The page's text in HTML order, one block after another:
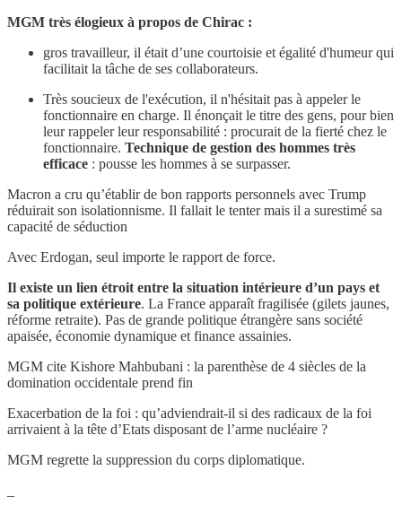
MGM très élogieux à propos de Chirac :
gros travailleur, il était d’une courtoisie et égalité d'humeur qui
facilitait la tâche de ses collaborateurs.
Très soucieux de l'exécution, il n'hésitait pas à appeler le
fonctionnaire en charge. Il énonçait le titre des gens, pour bien
leur rappeler leur responsabilité : procurait de la fierté chez le
fonctionnaire. Technique de gestion des hommes très
efficace : pousse les hommes à se surpasser.
Macron a cru qu’établir de bon rapports personnels avec Trump
réduirait son isolationnisme. Il fallait le tenter mais il a surestimé sa
capacité de séduction
Avec Erdogan, seul importe le rapport de force.
Il existe un lien étroit entre la situation intérieure d’un pays et
sa politique extérieure. La France apparaît fragilisée (gilets jaunes,
réforme retraite). Pas de grande politique étrangère sans société
apaisée, économie dynamique et finance assainies.
MGM cite Kishore Mahbubani : la parenthèse de 4 siècles de la
domination occidentale prend fin
Exacerbation de la foi : qu’adviendrait-il si des radicaux de la foi
arrivaient à la tête d’Etats disposant de l’arme nucléaire ?
MGM regrette la suppression du corps diplomatique.